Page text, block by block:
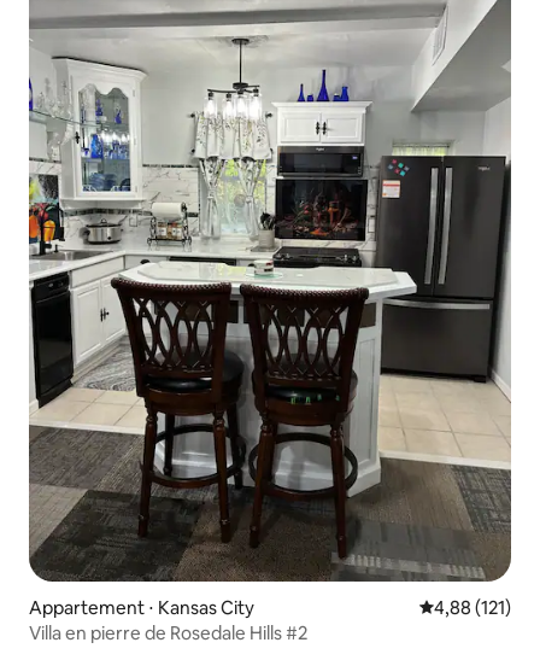
Appartement ⋅ Kansas City Évaluation
4,88 (121)
Villa en pierre de Rosedale Hills #2